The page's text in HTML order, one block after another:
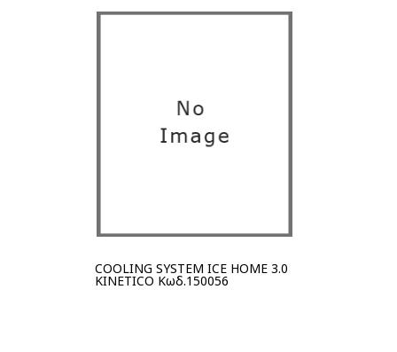
COOLING SYSTEM ICE HOME 3.0
KINETICO Κωδ.150056